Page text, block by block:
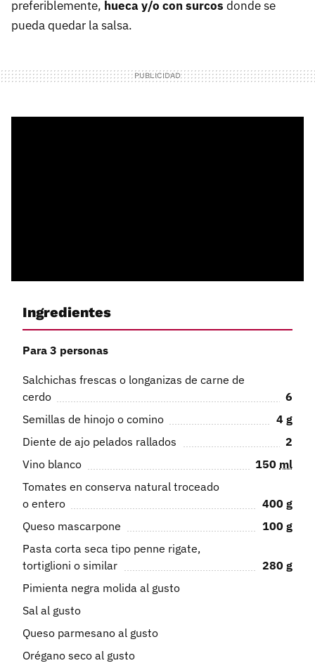
preferiblemente, hueca y/o con surcos donde se
pueda quedar la salsa.
Ingredientes
Para 3 personas
Salchichas frescas o longanizas de carne de
cerdo
6
Semillas de hinojo o comino
4 g
Diente de ajo pelados rallados
2
Vino blanco
150 ml
Tomates en conserva natural troceado
o entero
400 g
Queso mascarpone
100 g
Pasta corta seca tipo penne rigate,
tortiglioni o similar
280 g
Pimienta negra molida al gusto
Sal al gusto
Queso parmesano al gusto
Orégano seco al gusto